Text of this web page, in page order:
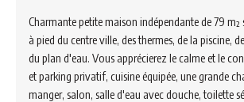
Charmante petite maison indépendante de 79 m²
à pied du centre ville, des thermes, de la piscine,
du plan d'eau. Vous apprécierez le calme et le
et parking privatif, cuisine équipée, une grande
manger, salon, salle d'eau avec douche, toilette